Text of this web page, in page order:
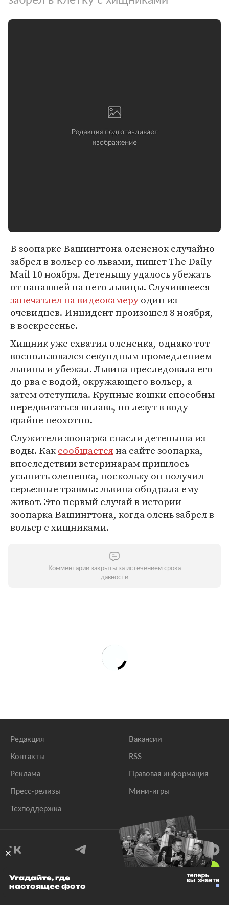
В зоопарке Вашингтона олененок случайно
забрел в вольер со львами, пишет The Daily
Mail 10 ноября. Детенышу удалось убежать
от напавшей на него львицы. Случившееся
запечатлел на видеокамеруодин из
очевидцев. Инцидент произошел 8 ноября,
в воскресенье.
Хищник уже схватил олененка, однако тот
воспользовался секундным промедлением
львицы и убежал. Львица преследовала его
до рва с водой, окружающего вольер, а
затем отступила. Крупные кошки способны
передвигаться вплавь, но лезут в воду
крайне неохотно.
Служители зоопарка спасли детеныша из
воды. Каксообщаетсяна сайте зоопарка,
впоследствии ветеринарам пришлось
усыпить олененка, поскольку он получил
серьезные травмы: львица ободрала ему
живот. Это первый случай в истории
зоопарка Вашингтона, когда олень забрел в
вольер с хищниками.
Комментарии закрыты за истечением срока
давности
Редакция
Контакты
Реклама
Пресс-релизы
Техподдержка
Вакансии
RSS
Правовая информация
Мини-игры
© 1999–2026 Все права защищены.
Угадайте, где
настоящее фото